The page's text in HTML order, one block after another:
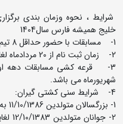
شرایط ، نحوه وزمان بندی
خلیج همیشه فارس سال1404
1- مسابقات با حضور حداقل 8 تیم برگزار می شود.
2- زمان ثبت نام از 20 مردادماه لغایت 30 مردادماه می باشد.
3- قرعه کشی مسابقات دهه
شهریورماه می باشد.
4- شرایط سنی کشتی گیران:
1- بزرگسالان متولدین 11/10/1386 به بالا.